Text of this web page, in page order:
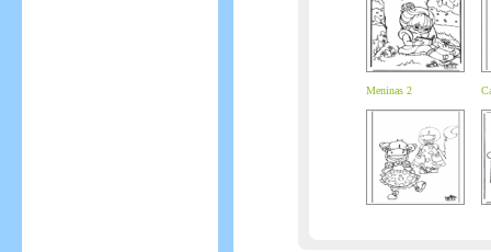
Meninas 2